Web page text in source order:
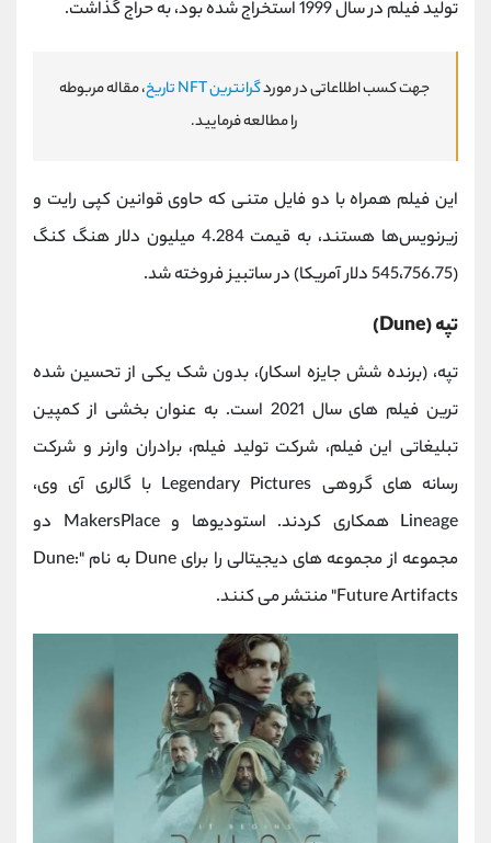
تولید فیلم در سال 1999 استخراج شده بود، به حراج گذاشت.
جهت کسب اطلاعاتی در موردگرانترین NFT تاریخ
، مقاله مربوطه
را مطالعه فرمایید.
این فیلم همراه با دو فایل متنی که حاوی قوانین کپی رایت و
زیرنویس‌ها هستند، به قیمت 4.284 میلیون دلار هنگ کنگ
(545،756.75 دلار آمریکا) در ساتبیز فروخته شد.
تپه (Dune)
تپه، (برنده شش جایزه اسکار)، بدون شک یکی از تحسین شده
ترین فیلم های سال 2021 است. به عنوان بخشی از کمپین
تبلیغاتی این فیلم، شرکت تولید فیلم، برادران وارنر و شرکت
رسانه های گروهی Legendary Pictures با گالری آی وی،
Lineage همکاری کردند. استودیوها و MakersPlace دو
مجموعه از مجموعه های دیجیتالی را برای Dune به نام "Dune:
Future Artifacts" منتشر می کنند.